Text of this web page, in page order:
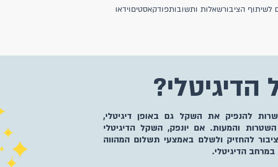
לשיתוף הציבורשאלות ותשובותפודקאסטיםוידאו
להנפיק את השקל גם באופן דיגיטלי,
והמעות. אם יונפק, השקל הדיגיטלי
להחזיק ולשלם באמצעי תשלום המהווה
הדיגיטלי.